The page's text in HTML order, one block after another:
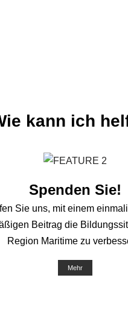
kann ich
Spenden Sie!
Sie uns, mit einem
Beitrag die
Region Maritime zu
Mehr